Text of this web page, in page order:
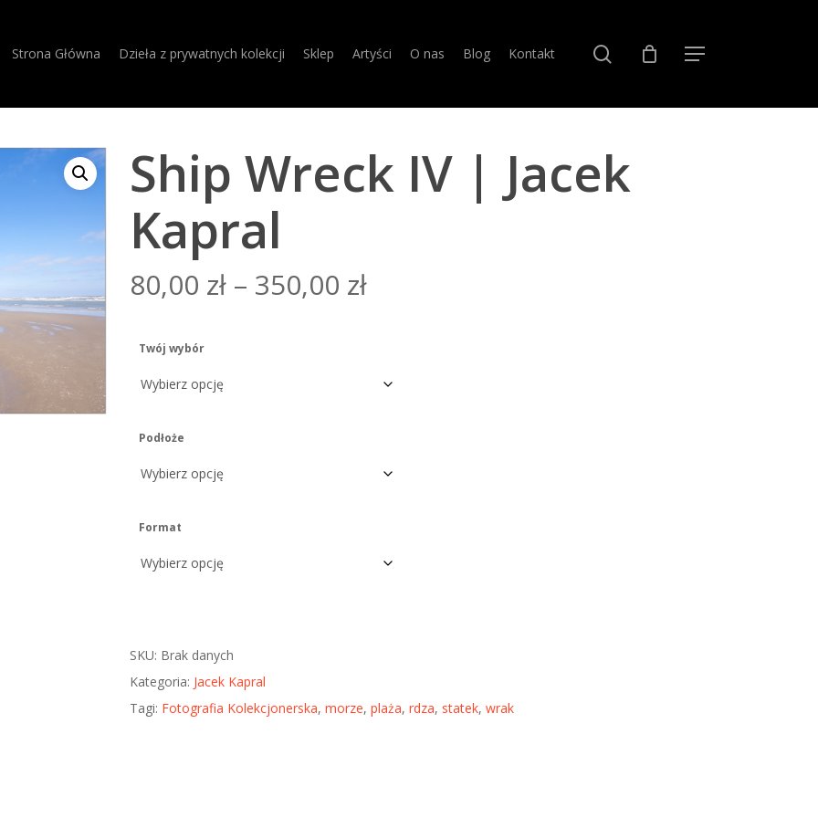
Strona Główna Dzieła z prywatnych kolekcji Sklep Artyści O nas Blog Kontakt search Menu
Ship Wreck IV | Jacek
Kapral
80,00 zł– 350,00 zł
Twój wybór
Podłoże
Format
SKU: Brak danych
Kategoria: Jacek Kapral
Tagi: Fotografia Kolekcjonerska, morze, plaża, rdza, statek, wrak